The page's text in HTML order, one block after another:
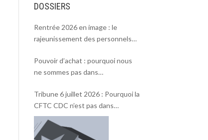
DOSSIERS
Rentrée 2026 en image : le
rajeunissement des personnels
Pouvoir d’achat : pourquoi nous
ne sommes pas dans
Tribune 6 juillet 2026 : Pourquoi la
CFTC CDC n’est pas dans
l’intersyndicale « Pouvoir d’achat »
et Rentrée 2026 .